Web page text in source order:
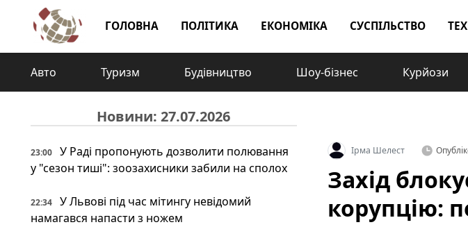
ГОЛОВНА ПОЛІТИКА ЕКОНОМІКА СУСПІЛЬСТВО
Авто Туризм Будівництво Шоу-бізнес Курйози
Новини: 27.07.2026
23:00
У Раді пропонують дозволити полювання
у "сезон тиші": зоозахисники забили на сполох
22:34
У Львові під час мітингу невідомий
намагався напасти з ножем
Ірма Шелест
Захід
корупцію: